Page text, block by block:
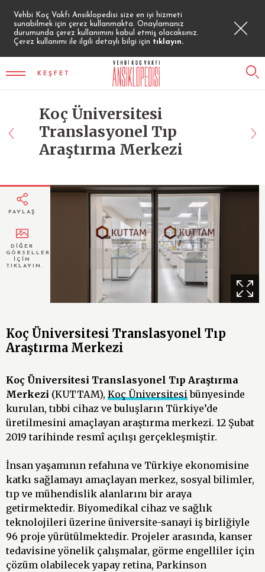
Vehbi Koç Vakfı Ansiklopedisi size en iyi hizmeti
sunabilmek için çerez kullanmakta. Onaylamanız
durumunda çerez kullanımını kabul etmiş olacaksınız.
Çerez kullanımı ile ilgili detaylı bilgi için tıklayın.
KEŞFET
Koç Üniversitesi
Translasyonel Tıp
Araştırma Merkezi
PAYLAŞ
DİĞER
GÖRSELLER
İÇİN
TIKLAYIN.
Koç Üniversitesi Translasyonel Tıp
Araştırma Merkezi
Koç Üniversitesi Translasyonel Tıp Araştırma
Merkezi (KUTTAM), Koç Üniversitesibünyesinde
kurulan, tıbbi cihaz ve buluşların Türkiye’de
üretilmesini amaçlayan araştırma merkezi. 12 Şubat
2019 tarihinde resmî açılışı gerçekleşmiştir.
İnsan yaşamının refahına ve Türkiye ekonomisine
katkı sağlamayı amaçlayan merkez, sosyal bilimler,
tıp ve mühendislik alanlarını bir araya
getirmektedir. Biyomedikal cihaz ve sağlık
teknolojileri üzerine üniversite-sanayi iş birliğiyle
96 proje yürütülmektedir. Projeler arasında, kanser
tedavisine yönelik çalışmalar, görme engelliler için
çözüm olabilecek yapay retina, Parkinson